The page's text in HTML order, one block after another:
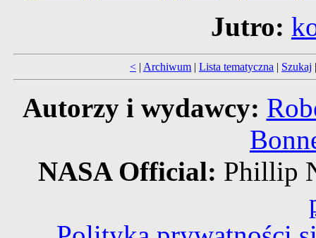
Jutro:
< | Archiwum | Lista tematyczna | Szukaj
Autorzy i wydawcy:
NASA Official: Phillip